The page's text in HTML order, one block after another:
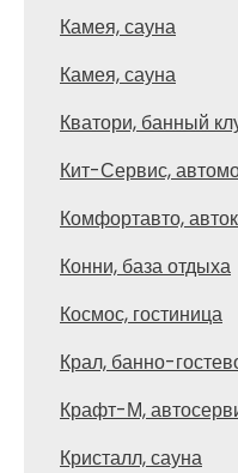
Камея, сауна
Камея, сауна
Кватори, банный
Кит-Сервис,
Комфортавто,
Конни, база отдыха
Космос, гостиница
Крал, банно-
Крафт-М,
Кристалл, сауна